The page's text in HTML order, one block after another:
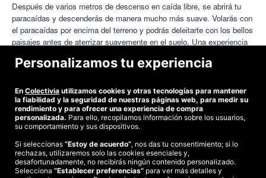
Después de varios metros de descenso en caída libre, se abrirá tu
paracaídas y descenderás de manera mucho más suave. Volarás con
el paracaídas por encima del terreno y podrás deleitarte con los bellos
paisajes antes de aterrizar suavemente en el suelo. Una experiencia
Combina esta experiencia extrema con otras que puedes encontrar en
avioneta,circuito Spa. Como verás, disponemos de un montón de
actividades con descuentoque seguro que te gustan. ¡Elige la tuya!
©2026 Colectivia
Términos y condiciones|Política de privacidad|Política de cookies
Personalizamos tu experiencia
En Colectivia utilizamos cookies y otras tecnologías para mantener
la fiabilidad y la seguridad de nuestras páginas web, para medir su
rendimiento y para ofrecer una experiencia de compra
personalizada. Para ello, recopilamos información sobre los usuarios,
su comportamiento y sus dispositivos.
Si seleccionas “Estoy de acuerdo”, nos das tu consentimiento; si lo
rechazas, utilizaremos solo las cookies esenciales y,
desafortunadamente, no recibirás ningún contenido personalizado.
Selecciona “Establecer preferencias” para ver más detalles y